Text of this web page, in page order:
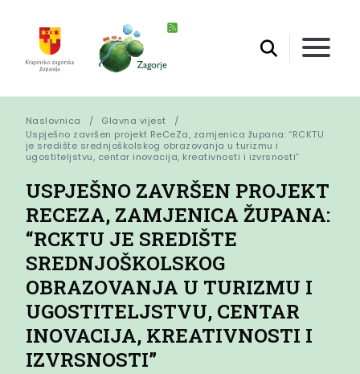
Naslovnica
Glavna vijest
Uspješno završen projekt ReCeZa, zamjenica župana: “RCKTU
je središte srednjoškolskog obrazovanja u turizmu i
ugostiteljstvu, centar inovacija, kreativnosti i izvrsnosti”
USPJEŠNO ZAVRŠEN PROJEKT
RECEZA, ZAMJENICA ŽUPANA:
“RCKTU JE SREDIŠTE
SREDNJOŠKOLSKOG
OBRAZOVANJA U TURIZMU I
UGOSTITELJSTVU, CENTAR
INOVACIJA, KREATIVNOSTI I
IZVRSNOSTI”